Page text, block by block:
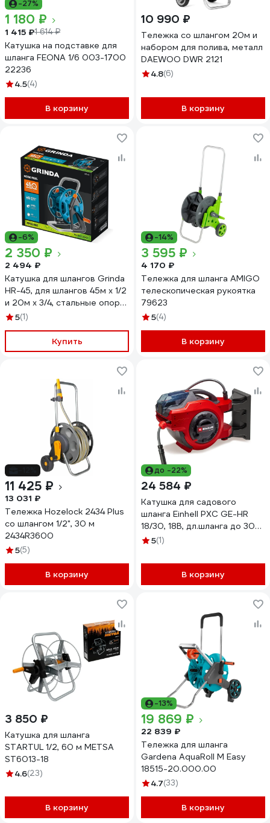
-27%
1 180 ₽
1 415 ₽1 614 ₽
Катушка на подставке для
шланга FEONA 1/6 003-1700
22236
4.5(4)
В корзину
10 990 ₽
Тележка со шлангом 20м и
набором для полива, металл
DAEWOO DWR 2121
4.8(6)
В корзину
-6%
2 350 ₽
2 494 ₽
Катушка для шлангов Grinda
HR-45, для шлангов 45м x 1/2
и 20м х 3/4, стальные опоры,
пластиковый барабан,
5(1)
Купить
-14%
3 595 ₽
4 170 ₽
Тележка для шланга AMIGO
телескопическая рукоятка
79623
5(4)
В корзину
11 425 ₽
13 031 ₽
Тележка Hozelock 2434 Plus
со шлангом 1/2", 30 м
2434R3600
5(5)
В корзину
до -22%
24 584 ₽
Катушка для садового
шланга Einhell PXC GE-HR
18/30, 18В, дл.шланга до 30
м,со шлангом в комплекте,
5(1)
В корзину
3 850 ₽
Катушка для шланга
STARTUL 1/2, 60 м METSA
ST6013-18
4.6(23)
В корзину
-13%
19 869 ₽
22 839 ₽
Тележка для шланга
Gardena AquaRoll M Easy
18515-20.000.00
4.7(33)
В корзину